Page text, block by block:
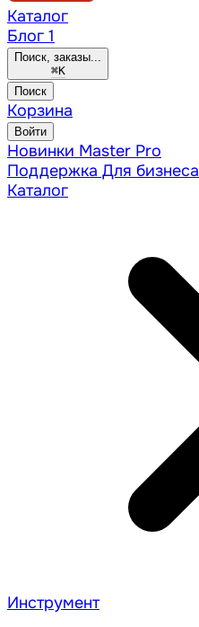
Каталог
Блог 1
Поиск, заказы...
⌘K
Поиск
Корзина
Войти
Новинки Master Pro
Поддержка Для бизнеса
Каталог
Инструмент